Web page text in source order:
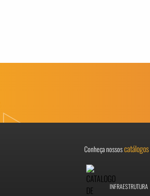
Conheça nossoscatálogos
INFRAESTRUTURA